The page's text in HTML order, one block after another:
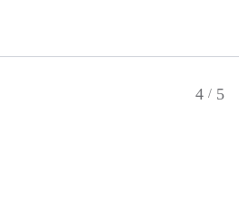
4 / 5